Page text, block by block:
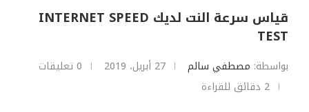
قياس سرعة النت لديك INTERNET SPEED
TEST
بواسطة: مصطفي سالم 27 أبريل، 2019
0 تعليقات
2 دقائق للقراءة